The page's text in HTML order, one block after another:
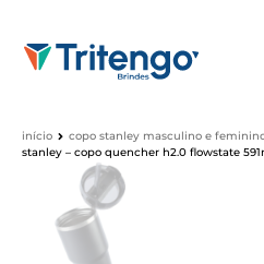
início
copo stanley masculino e
stanley – copo quencher h2.0 flowstate